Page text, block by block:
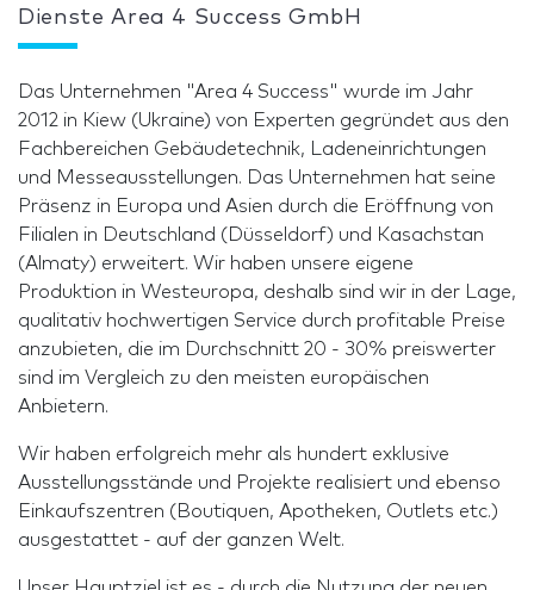
Dienste Area 4 Success GmbH
Das Unternehmen "Area 4 Success" wurde im Jahr
2012 in Kiew (Ukraine) von Experten gegründet aus den
Fachbereichen Gebäudetechnik, Ladeneinrichtungen
und Messeausstellungen. Das Unternehmen hat seine
Präsenz in Europa und Asien durch die Eröffnung von
Filialen in Deutschland (Düsseldorf) und Kasachstan
(Almaty) erweitert. Wir haben unsere eigene
Produktion in Westeuropa, deshalb sind wir in der Lage,
qualitativ hochwertigen Service durch profitable Preise
anzubieten, die im Durchschnitt 20 - 30% preiswerter
sind im Vergleich zu den meisten europäischen
Anbietern.
Wir haben erfolgreich mehr als hundert exklusive
Ausstellungsstände und Projekte realisiert und ebenso
Einkaufszentren (Boutiquen, Apotheken, Outlets etc.)
ausgestattet - auf der ganzen Welt.